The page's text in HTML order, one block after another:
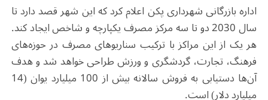
اداره بازرگانی شهرداری پکن اعلام کرد که این شهر قصد دارد تا
سال 2030 دو تا سه مرکز مصرف یکپارچه و شاخص ایجاد کند.
هر یک از این مراکز با ترکیب سناریوهای مصرف در حوزه‌های
فرهنگ، تجارت، گردشگری و ورزش طراحی خواهد شد و هدف
آن‌ها دستیابی به فروش سالانه بیش از 100 میلیارد یوان (14
میلیارد دلار) است.